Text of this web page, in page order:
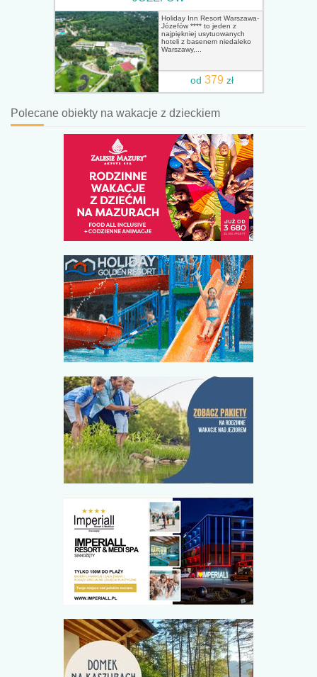
Holiday Inn Resort Warszawa-
Józefów **** to jeden z
najpiękniej usytuowanych
hoteli z basenem niedaleko
Warszawy,...
od379 zł
Polecane obiekty na wakacje z dzieckiem